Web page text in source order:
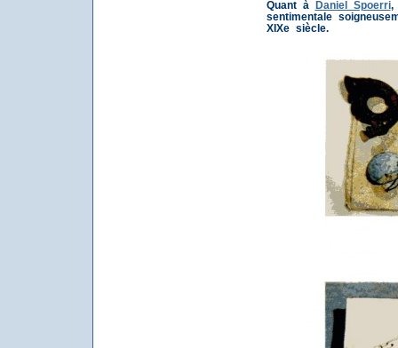
Quant à Daniel Spoerri,
sentimentale
XIXe siècle.